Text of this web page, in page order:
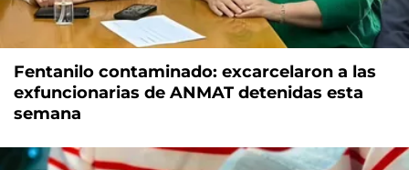
Fentanilo contaminado: excarcelaron a las
exfuncionarias de ANMAT detenidas esta
semana